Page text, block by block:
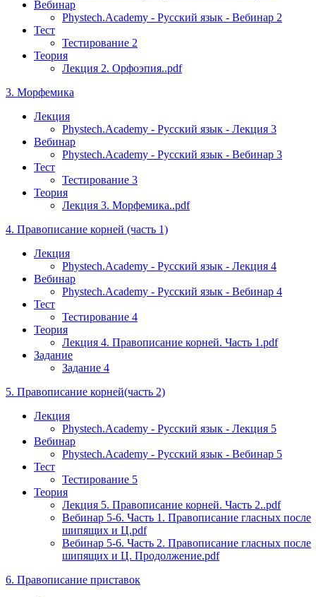
Вебинар
Phystech.Academy - Русский язык - Вебинар 2
Тест
Тестирование 2
Теория
Лекция 2. Орфоэпия..pdf
3. Морфемика
Лекция
Phystech.Academy - Русский язык - Лекция 3
Вебинар
Phystech.Academy - Русский язык - Вебинар 3
Тест
Тестирование 3
Теория
Лекция 3. Морфемика..pdf
4. Правописание корней (часть 1)
Лекция
Phystech.Academy - Русский язык - Лекция 4
Вебинар
Phystech.Academy - Русский язык - Вебинар 4
Тест
Тестирование 4
Теория
Лекция 4. Правописание корней. Часть 1.pdf
Задание
Задание 4
5. Правописание корней(часть 2)
Лекция
Phystech.Academy - Русский язык - Лекция 5
Вебинар
Phystech.Academy - Русский язык - Вебинар 5
Тест
Тестирование 5
Теория
Лекция 5. Правописание корней. Часть 2..pdf
Вебинар 5-6. Часть 1. Правописание гласных после
шипящих и Ц.pdf
Вебинар 5-6. Часть 2. Правописание гласных после
шипящих и Ц. Продолжение.pdf
6. Правописание приставок